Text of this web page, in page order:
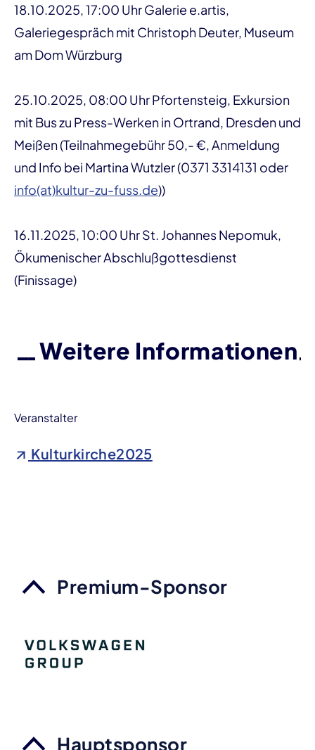
18.10.2025, 17:00 Uhr Galerie e.artis,
Galeriegespräch mit Christoph Deuter, Museum
am Dom Würzburg
25.10.2025, 08:00 Uhr Pfortensteig, Exkursion
mit Bus zu Press-Werken in Ortrand, Dresden und
Meißen (Teilnahmegebühr 50,- €, Anmeldung
und Info bei Martina Wutzler (0371 3314131 oder
info(at)kultur-zu-fuss.de))
16.11.2025, 10:00 Uhr St. Johannes Nepomuk,
Ökumenischer Abschlußgottesdienst
(Finissage)
Weitere Informationen
Veranstalter
Kulturkirche2025
Premium-Sponsor
Hauptsponsor